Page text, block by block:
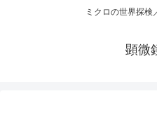
ミクロの世界探検
顕微